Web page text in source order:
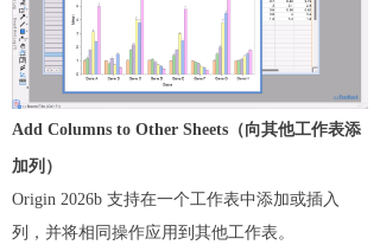
Add Columns to Other Sheets（向其他工作表添
加列）
Origin 2026b 支持在一个工作表中添加或插入
列，并将相同操作应用到其他工作表。